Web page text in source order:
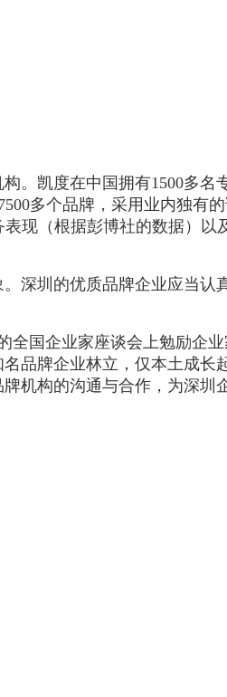
。凯度在中国拥有1500多
多个品牌，采用业内独有
现（根据彭博社的数据）以
深圳的优质品牌企业应当
全国企业家座谈会上勉励企
品牌企业林立，仅本土成长
机构的沟通与合作，为深